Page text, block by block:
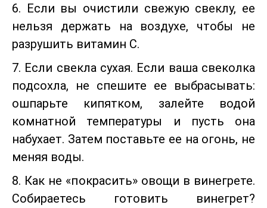
6. Если вы очистили свежую свеклу, ее
нельзя держать на воздухе, чтобы не
разрушить витамин С.
7. Если свекла сухая. Если ваша свеколка
подсохла, не спешите ее выбрасывать:
ошпарьте кипятком, залейте водой
комнатной температуры и пусть она
набухает. Затем поставьте ее на огонь, не
меняя воды.
8. Как не «покрасить» овощи в винегрете.
Собираетесь готовить винегрет?